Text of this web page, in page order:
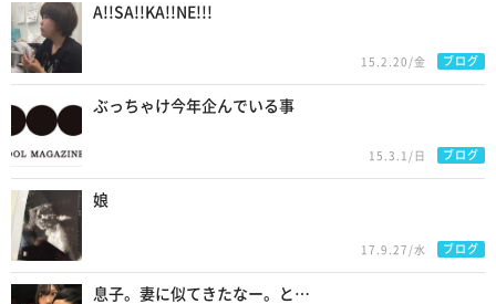
A!!SA!!KA!!NE!!!
15.2.20/金 ブログ
ぶっちゃけ今年企んでいる事
15.3.1/日 ブログ
娘
17.9.27/水 ブログ
息子。妻に似てきたなー。と…